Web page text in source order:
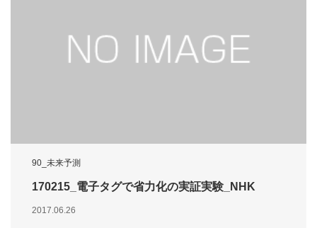
90_未来予測
170215_電子タグで省力化の実証実験_NHK
2017.06.26